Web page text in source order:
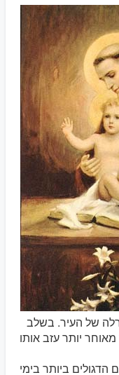
של העיר. בשלב
יותר עזב אותו